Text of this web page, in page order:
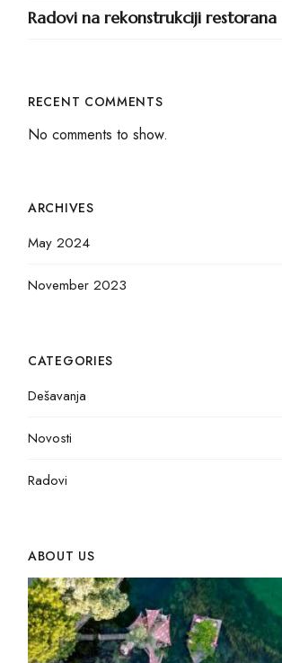
Radovi na rekonstrukciji restorana
RECENT COMMENTS
No comments to show.
ARCHIVES
May 2024
November 2023
CATEGORIES
Dešavanja
Novosti
Radovi
ABOUT US